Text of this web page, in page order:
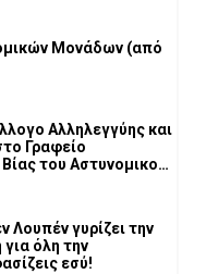
Μονάδων (από
Αλληλεγγύης και
Γραφείο
του Αστυνομικού
Λουπέν γυρίζει την
όλη την
εσύ!